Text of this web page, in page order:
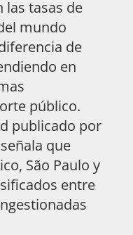
las tasas de
mundo
de
en
público.
publicado por
que
São Paulo y
entre